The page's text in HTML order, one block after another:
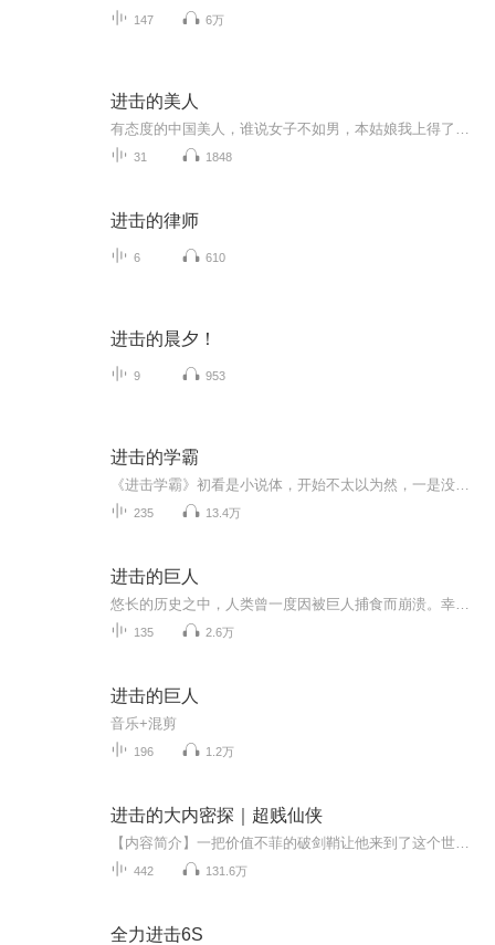
147 6万
进击的美人
31 1848
进击的律师
6 610
进击的晨夕！
9 953
进击的学霸
235 13.4万
进击的巨人
135 2.6万
进击的巨人
音乐+混剪
196 1.2万
进击的大内密探｜超贱仙侠
442 131.6万
全力进击6S